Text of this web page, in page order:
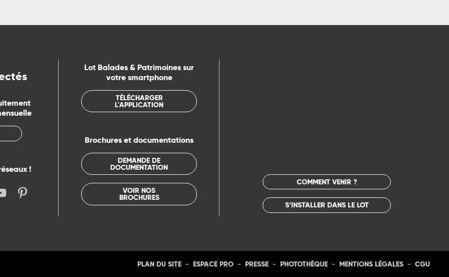
!
Lot Balades & Patrimoines sur
votre smartphone
TÉLÉCHARGER
L'APPLICATION
Brochures et documentations
DEMANDE DE
DOCUMENTATION
VOIR NOS
BROCHURES
COMMENT VENIR ?
S’INSTALLER DANS LE LOT
PLAN DU SITE - ESPACE PRO - PRESSE - PHOTOTHÈQUE - MENTIONS LÉGALES - CGU